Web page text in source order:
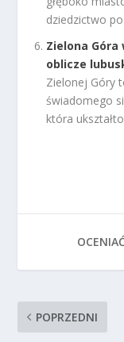
dziedzictwo
Zielona Góra
oblicze
Zielonej Góry
świadomego
która
POPRZEDNI